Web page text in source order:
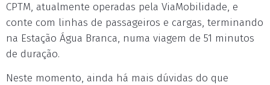
CPTM, atualmente operadas pela ViaMobilidade, e
conte com linhas de passageiros e cargas, terminando
na Estação Água Branca, numa viagem de 51 minutos
de duração.
Neste momento, ainda há mais dúvidas do que